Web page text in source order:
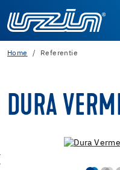
Home Referentie
DURA